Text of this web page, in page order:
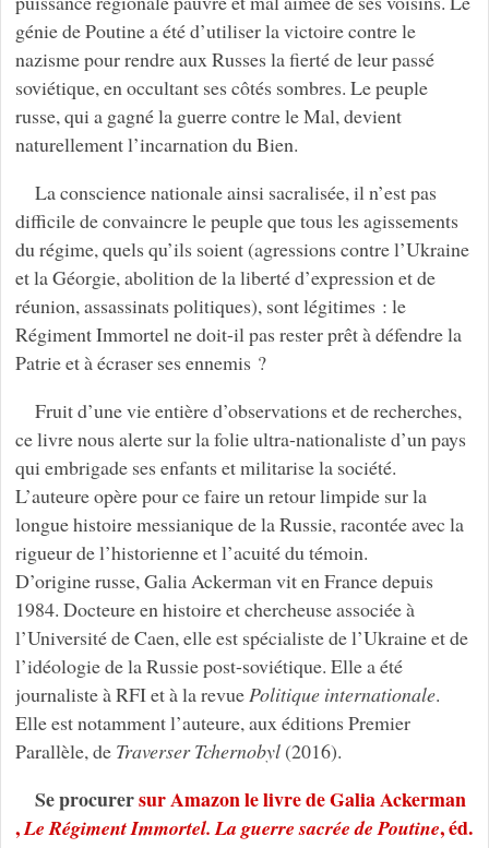
génie de Poutine a été d’utiliser la victoire contre le
nazisme pour rendre aux Russes la fierté de leur passé
soviétique, en occultant ses côtés sombres. Le peuple
russe, qui a gagné la guerre contre le Mal, devient
naturellement l’incarnation du Bien.
La conscience nationale ainsi sacralisée, il n’est pas
difficile de convaincre le peuple que tous les agissements
du régime, quels qu’ils soient (agressions contre l’Ukraine
et la Géorgie, abolition de la liberté d’expression et de
réunion, assassinats politiques), sont légitimes : le
Régiment Immortel ne doit-il pas rester prêt à défendre la
Patrie et à écraser ses ennemis ?
Fruit d’une vie entière d’observations et de recherches,
ce livre nous alerte sur la folie ultra-nationaliste d’un pays
qui embrigade ses enfants et militarise la société.
L’auteure opère pour ce faire un retour limpide sur la
longue histoire messianique de la Russie, racontée avec la
rigueur de l’historienne et l’acuité du témoin.
D’origine russe, Galia Ackerman vit en France depuis
1984. Docteure en histoire et chercheuse associée à
l’Université de Caen, elle est spécialiste de l’Ukraine et de
l’idéologie de la Russie post-soviétique. Elle a été
journaliste à RFI et à la revuePolitique internationale.
Elle est notamment l’auteure, aux éditions Premier
Parallèle, de Traverser Tchernobyl (2016).
Se procurersur Amazon le livre de Galia Ackerman
,Le Régiment Immortel. La guerre sacrée de Poutine, éd.